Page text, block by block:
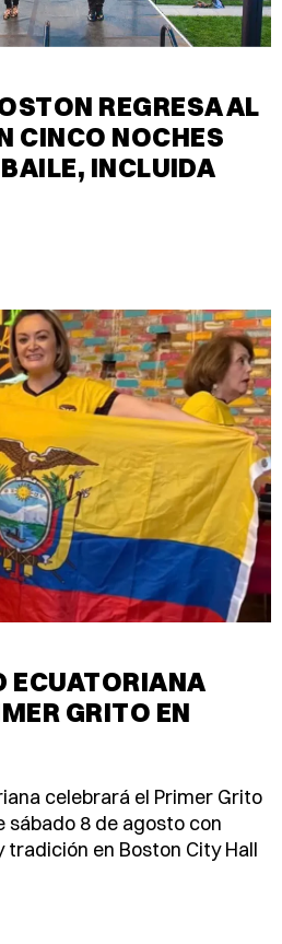
REGRESA AL
CINCO NOCHES
INCLUIDA
ECUATORIANA
GRITO EN
celebrará el Primer Grito
sábado 8 de agosto con
en Boston City Hall